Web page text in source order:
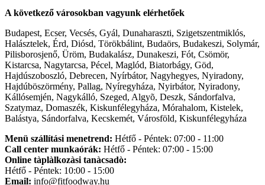
A következő városokban vagyunk elérhetőek
Budapest, Ecser, Vecsés, Gyál, Dunaharaszti, Szigetszentmiklós,
Halásztelek, Érd, Diósd, Törökbálint, Budaörs, Budakeszi, Solymár,
Pilisborosjenő, Üröm, Budakalász, Dunakeszi, Fót, Csömör,
Kistarcsa, Nagytarcsa, Pécel, Maglód, Biatorbágy, Göd,
Hajdúszoboszló, Debrecen, Nyírbátor, Nagyhegyes, Nyiradony,
Hajdúböszörmény, Pallag, Nyíregyháza, Nyirbátor, Nyiradony,
Kállósemjén, Nagykálló, Szeged, Algyõ, Deszk, Sándorfalva,
Szatymaz, Domaszék, Kiskunfélegyháza, Mórahalom, Kistelek,
Balástya, Sándorfalva, Kecskemét, Városföld, Kiskunfélegyháza
Menü szállítási menetrend: Hétfő - Péntek: 07:00 - 11:00
Call center munkaórák: Hétfő - Péntek: 07:00 - 15:00
Online tàplàlkozàsi tanàcsadò:
Hétfő - Péntek: 10:00 - 15:00
Email: info@fitfoodway.hu